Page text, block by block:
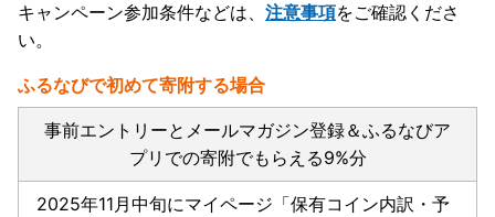
キャンペーン参加条件などは、 注意事項をご確認くださ
い。
ふるなびで初めて寄附する場合
事前エントリーとメールマガジン登録＆ふるなびア
プリでの寄附でもらえる9%分
2025年11月中旬にマイページ「保有コイン内訳・予